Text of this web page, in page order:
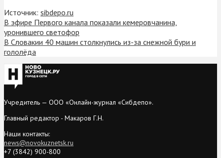
Источник: sibdepo.ru
В эфире Первого канала показали кемеровчанина,
уронившего светофор
В Словакии 40 машин столкнулись из-за снежной бури и
гололёда
Учредитель — ООО «Онлайн-журнал «Сибдепо».
Главный редактор - Макаров Г.Н.
Наши контакты:
news@novokuznetsk.ru
+7 (3842) 900-800